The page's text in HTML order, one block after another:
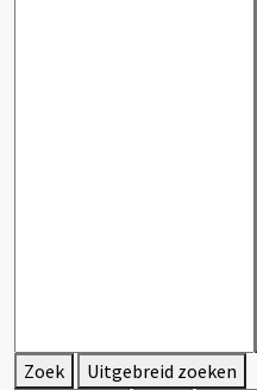
Zoek
Uitgebreid zoeken